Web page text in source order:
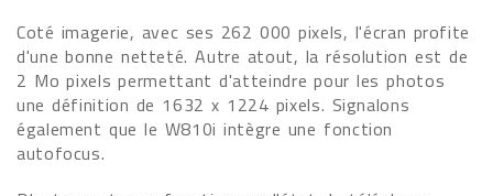
Coté imagerie, avec ses 262 000 pixels, l'écran profite
d'une bonne netteté. Autre atout, la résolution est de
2 Mo pixels permettant d'atteindre pour les photos
une définition de 1632 x 1224 pixels. Signalons
également que le W810i intègre une fonction
autofocus.